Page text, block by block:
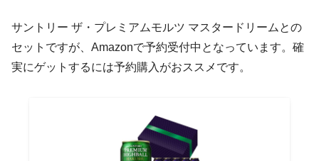
サントリー ザ・プレミアムモルツ マスタードリームとの
セットですが、Amazonで予約受付中となっています。確
実にゲットするには予約購入がおススメです。